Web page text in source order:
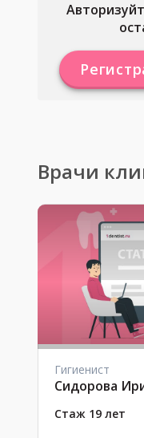
Врачи
Гигиенист
Сидорова
Стаж 19 лет